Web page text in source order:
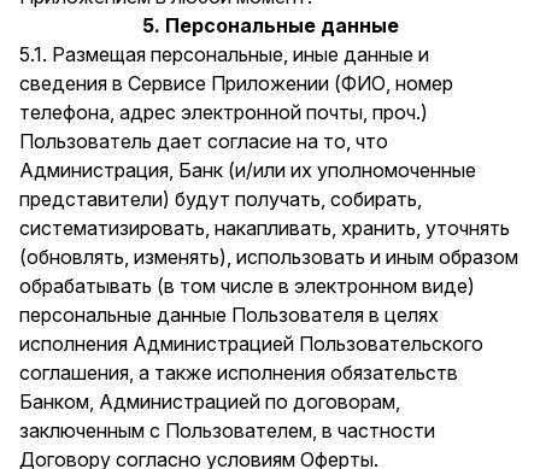
5. Персональные данные
5.1. Размещая персональные, иные данные и
сведения в Сервисе Приложении (ФИО, номер
телефона, адрес электронной почты, проч.)
Пользователь дает согласие на то, что
Администрация, Банк (и/или их уполномоченные
представители) будут получать, собирать,
систематизировать, накапливать, хранить, уточнять
(обновлять, изменять), использовать и иным образом
обрабатывать (в том числе в электронном виде)
персональные данные Пользователя в целях
исполнения Администрацией Пользовательского
соглашения, а также исполнения обязательств
Банком, Администрацией по договорам,
заключенным с Пользователем, в частности
Договору согласно условиям Оферты.